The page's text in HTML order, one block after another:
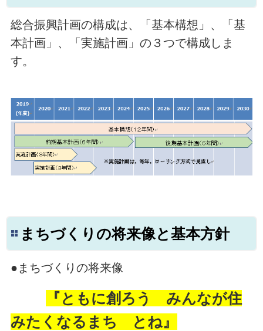
総合振興計画の構成は、「基本構想」、「基
本計画」、「実施計画」の３つで構成しま
す。
まちづくりの将来像と基本方針
●まちづくりの将来像
『ともに創ろう みんなが住
みたくなるまち とね』